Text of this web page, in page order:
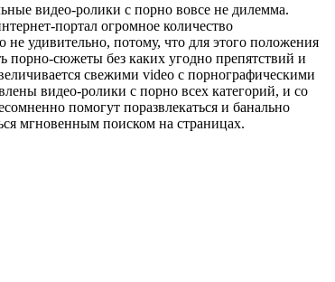
видео-ролики с порно вовсе не дилемма.
портал огромное количество
удивительно, потому, что для этого положения
порно-сюжеты без каких угодно препятствий и
свежими video с порнографическими
видео-ролики с порно всех категорий, и со
помогут поразвлекаться и банально
мгновенным поиском на страницах.